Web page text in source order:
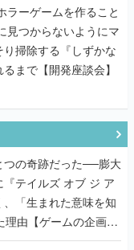
まで【開発座談会】
の奇跡だった──膨大
テイルズ オブ ジ ア
理由【ゲームの企画
シング」させるの
時の企画書とキャラ
秋敏がRPGに生み出